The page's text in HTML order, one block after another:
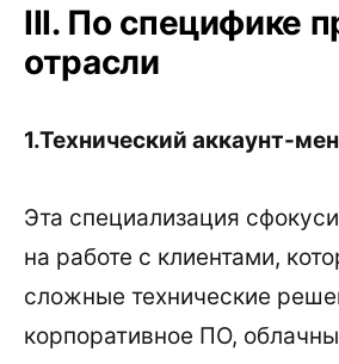
III. По специфике
отрасли
1.Технический аккаунт-
Эта специализация
на работе с клиентами,
сложные технические
корпоративное ПО,